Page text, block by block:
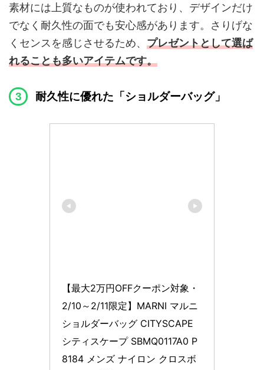
素材には上質なものが使われており、デザインだけ
でなく耐久性の面でも安心感があります。さりげな
くセンスを感じさせるため、 プレゼントとして選ば
れることも多いアイテムです。
耐久性に優れた「ショルダーバッグ」
【最大2万円OFFクーポン対象・
2/10～2/11限定】MARNI マルニ
ショルダーバッグ CITYSCAPE
シティスケープ SBMQ0117A0 P
8184 メンズ ナイロン クロスボ